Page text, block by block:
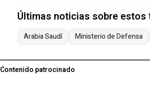
Últimas noticias sobre estos
Arabia Saudí Ministerio de Defensa
Contenido patrocinado